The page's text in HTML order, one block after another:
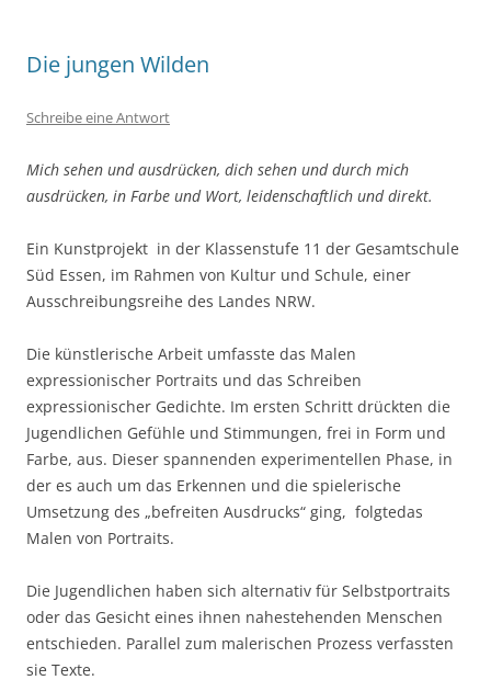
Die jungen Wilden
Schreibe eine Antwort
Mich sehen und ausdrücken, dich sehen und durch mich
ausdrücken, in Farbe und Wort, leidenschaftlich und direkt.
Ein Kunstprojekt in der Klassenstufe 11 der Gesamtschule
Süd Essen, im Rahmen von Kultur und Schule, einer
Ausschreibungsreihe des Landes NRW.
Die künstlerische Arbeit umfasste das Malen
expressionischer Portraits und das Schreiben
expressionischer Gedichte. Im ersten Schritt drückten die
Jugendlichen Gefühle und Stimmungen, frei in Form und
Farbe, aus. Dieser spannenden experimentellen Phase, in
der es auch um das Erkennen und die spielerische
Umsetzung des „befreiten Ausdrucks“ ging, folgtedas
Malen von Portraits.
Die Jugendlichen haben sich alternativ für Selbstportraits
oder das Gesicht eines ihnen nahestehenden Menschen
entschieden. Parallel zum malerischen Prozess verfassten
sie Texte.